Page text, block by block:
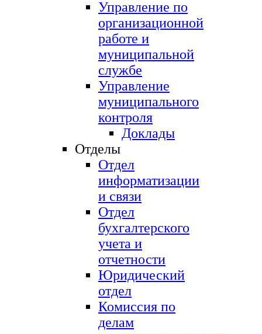
Управление по
организационной
работе и
муниципальной
службе
Управление
муниципального
контроля
Доклады
Отделы
Отдел
информатизации
и связи
Отдел
бухгалтерского
учета и
отчетности
Юридический
отдел
Комиссия по
делам